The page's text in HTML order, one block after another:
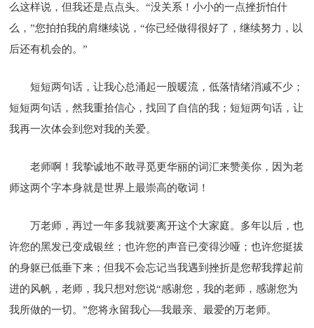
么这样说，但我还是点点头。“没关系！小小的一点挫折怕什
么，”您拍拍我的肩继续说，“你已经做得很好了，继续努力，以
后还有机会的。”
短短两句话，让我心总涌起一股暖流，低落情绪消减不少；
短短两句话，然我重拾信心，找回了自信的我；短短两句话，让
我再一次体会到您对我的关爱。
老师啊！我挚诚地不敢寻觅更华丽的词汇来赞美你，因为老
师这两个字本身就是世界上最崇高的敬词！
万老师，再过一年多我就要离开这个大家庭。多年以后，也
许您的黑发已变成银丝；也许您的声音已变得沙哑；也许您挺拔
的身躯已低垂下来；但我不会忘记当我遇到挫折是您帮我撑起前
进的风帆，老师，我只想对您说“感谢您，我的老师，感谢您为
我所做的一切。”您将永留我心—我最亲、最爱的万老师。